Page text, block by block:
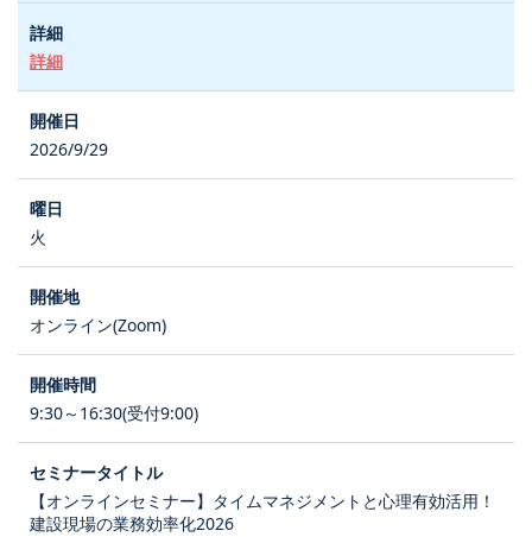
詳細
2026/9/29
火
オンライン(Zoom)
9:30～16:30(受付9:00)
【オンラインセミナー】タイムマネジメントと心理有効活用！
建設現場の業務効率化2026